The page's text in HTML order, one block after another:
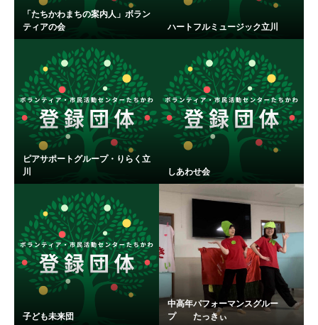
「たちかわまちの案内人」ボラン
ティアの会
ハートフルミュージック立川
ピアサポートグループ・りらく立
川
しあわせ会
子ども未来団
中高年パフォーマンスグルー
プ たっきぃ